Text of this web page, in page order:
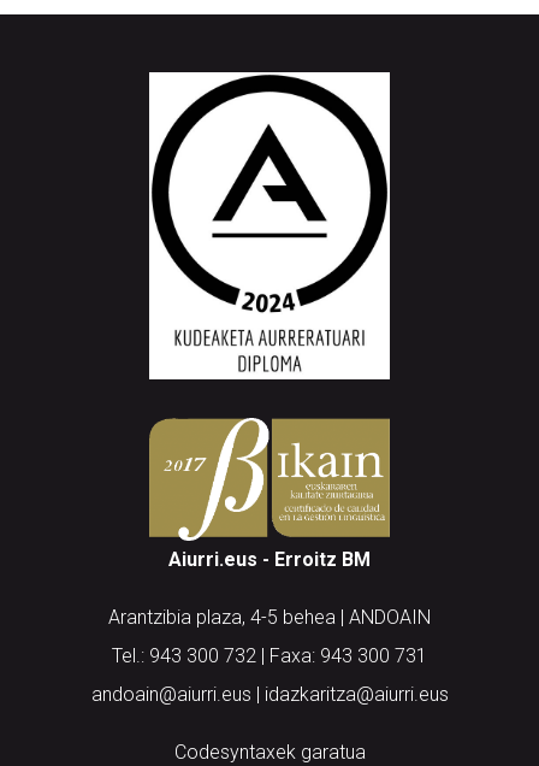
Aiurri.eus - Erroitz BM
Arantzibia plaza, 4-5 behea | ANDOAIN
Tel.: 943 300 732 | Faxa: 943 300 731
andoain@aiurri.eus | idazkaritza@aiurri.eus
Codesyntaxek garatua